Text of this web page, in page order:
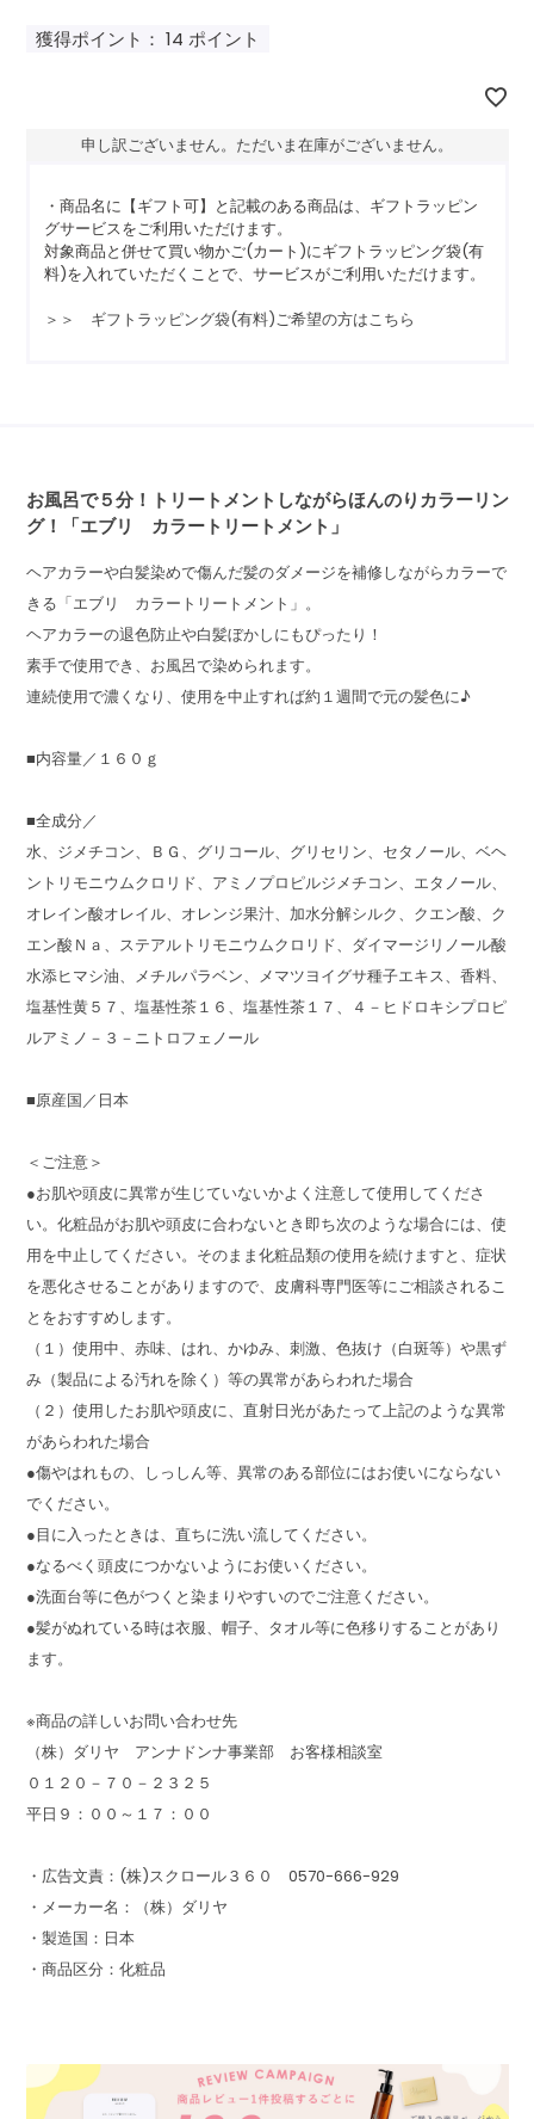
獲得ポイント： 14 ポイント
申し訳ございません。ただいま在庫がございません。
・商品名に【ギフト可】と記載のある商品は、ギフトラッピン
グサービスをご利用いただけます。
対象商品と併せて買い物かご(カート)にギフトラッピング袋(有
料)を入れていただくことで、サービスがご利用いただけます。
＞＞ ギフトラッピング袋(有料)ご希望の方はこちら
お風呂で５分！トリートメントしながらほんのりカラーリン
グ！「エブリ カラートリートメント」
ヘアカラーや白髪染めで傷んだ髪のダメージを補修しながらカラーで
きる「エブリ カラートリートメント」。
ヘアカラーの退色防止や白髪ぼかしにもぴったり！
素手で使用でき、お風呂で染められます。
連続使用で濃くなり、使用を中止すれば約１週間で元の髪色に♪
■内容量／１６０ｇ
■全成分／
水、ジメチコン、ＢＧ、グリコール、グリセリン、セタノール、ベヘ
ントリモニウムクロリド、アミノプロピルジメチコン、エタノール、
オレイン酸オレイル、オレンジ果汁、加水分解シルク、クエン酸、ク
エン酸Ｎａ、ステアルトリモニウムクロリド、ダイマージリノール酸
水添ヒマシ油、メチルパラベン、メマツヨイグサ種子エキス、香料、
塩基性黄５７、塩基性茶１６、塩基性茶１７、４－ヒドロキシプロピ
ルアミノ－３－ニトロフェノール
■原産国／日本
＜ご注意＞
●お肌や頭皮に異常が生じていないかよく注意して使用してくださ
い。化粧品がお肌や頭皮に合わないとき即ち次のような場合には、使
用を中止してください。そのまま化粧品類の使用を続けますと、症状
を悪化させることがありますので、皮膚科専門医等にご相談されるこ
とをおすすめします。
（１）使用中、赤味、はれ、かゆみ、刺激、色抜け（白斑等）や黒ず
み（製品による汚れを除く）等の異常があらわれた場合
（２）使用したお肌や頭皮に、直射日光があたって上記のような異常
があらわれた場合
●傷やはれもの、しっしん等、異常のある部位にはお使いにならない
でください。
●目に入ったときは、直ちに洗い流してください。
●なるべく頭皮につかないようにお使いください。
●洗面台等に色がつくと染まりやすいのでご注意ください。
●髪がぬれている時は衣服、帽子、タオル等に色移りすることがあり
ます。
※商品の詳しいお問い合わせ先
（株）ダリヤ アンナドンナ事業部 お客様相談室
０１２０－７０－２３２５
平日９：００～１７：００
・広告文責：(株)スクロール３６０ 0570-666-929
・メーカー名：（株）ダリヤ
・製造国：日本
・商品区分：化粧品